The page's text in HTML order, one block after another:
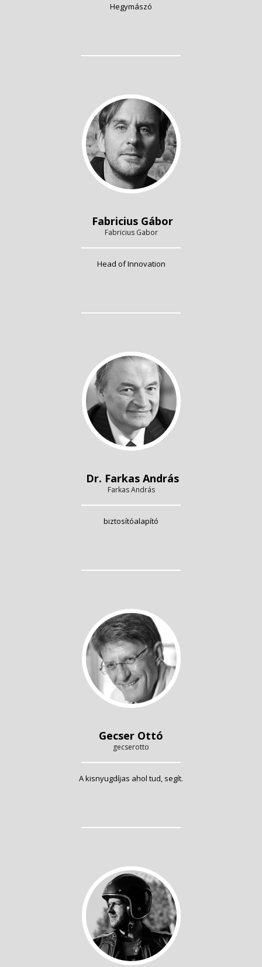
Hegymászó
Fabricius Gábor
Fabricius Gabor
Head of Innovation
Dr. Farkas András
Farkas András
biztosítóalapító
Gecser Ottó
gecserotto
A kisnyugdíjas ahol tud, segít.